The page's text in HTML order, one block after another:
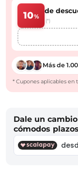
10%
de
(*)
Más de
* Cupones aplicables en
Dale un
cómodos plazos